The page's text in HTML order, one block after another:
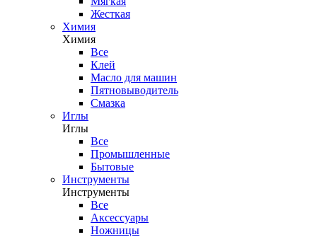
Жесткая
Химия
Химия
Все
Клей
Масло для машин
Пятновыводитель
Смазка
Иглы
Иглы
Все
Промышленные
Бытовые
Инструменты
Инструменты
Все
Аксессуары
Ножницы